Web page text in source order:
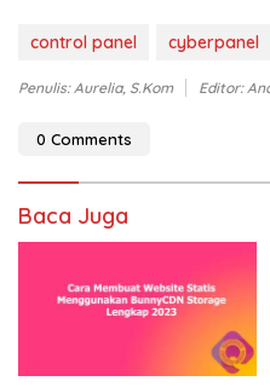
control panel cyberpanel
Penulis: Aurelia, S.Kom Editor:
0 Comments
Baca Juga